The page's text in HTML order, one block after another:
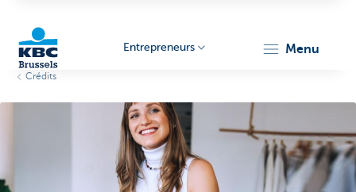
Entrepreneurs menu
Crédits